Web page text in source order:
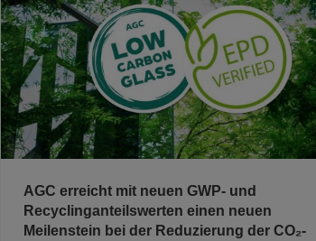
AGC erreicht mit neuen GWP- und
Recyclinganteilswerten einen neuen
Meilenstein bei der Reduzierung der CO₂-